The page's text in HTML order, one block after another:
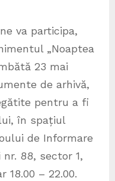
va participa,
„Noaptea
23 mai
de arhivă,
pentru a fi
în spațiul
de Informare
nr. 88, sector 1,
18.00 – 22.00.